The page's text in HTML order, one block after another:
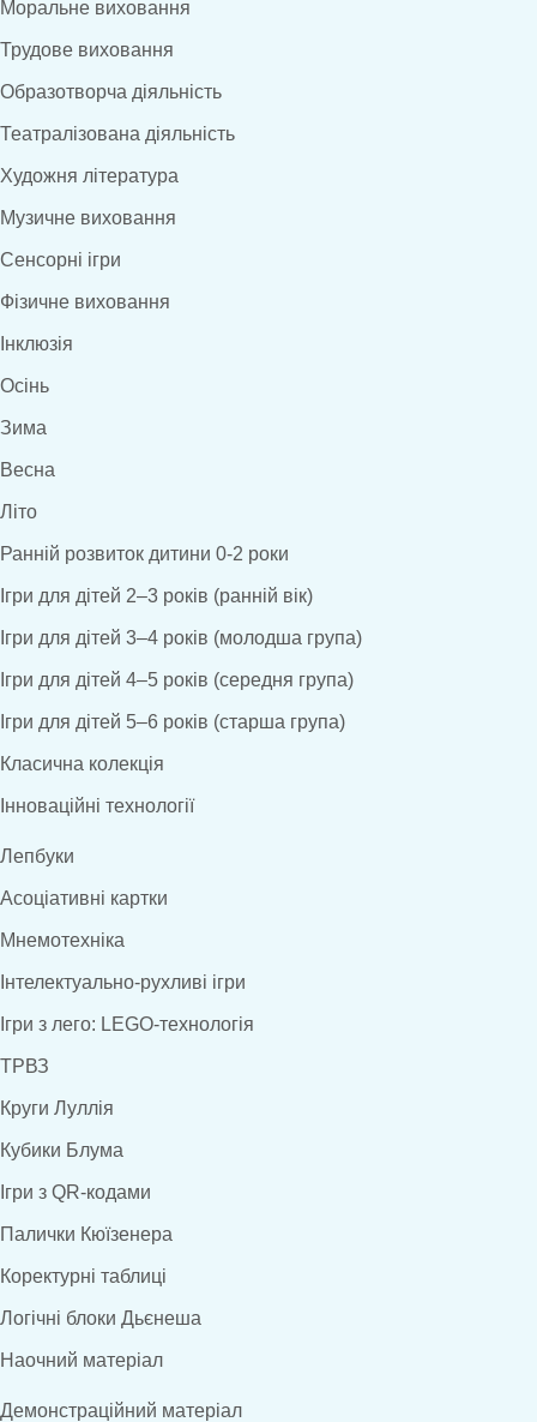
Моральне виховання
Трудове виховання
Образотворча діяльність
Театралізована діяльність
Художня література
Музичне виховання
Сенсорні ігри
Фізичне виховання
Інклюзія
Осінь
Зима
Весна
Літо
Ранній розвиток дитини 0-2 роки
Ігри для дітей 2–3 років (ранній вік)
Ігри для дітей 3–4 років (молодша група)
Ігри для дітей 4–5 років (середня група)
Ігри для дітей 5–6 років (старша група)
Класична колекція
Інноваційні технології
Лепбуки
Асоціативні картки
Мнемотехніка
Інтелектуально-рухливі ігри
Ігри з лего: LEGO-технологія
ТРВЗ
Круги Луллія
Кубики Блума
Ігри з QR-кодами
Палички Кюїзенера
Коректурні таблиці
Логічні блоки Дьєнеша
Наочний матеріал
Демонстраційний матеріал